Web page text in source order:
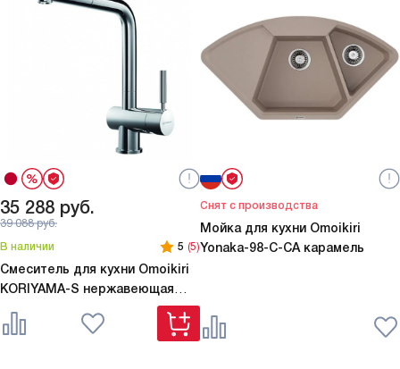
35 288 руб.
39 088руб.
В наличии
5 (5)
Смеситель для кухни Omoikiri
KORIYAMA-S нержавеющая
сталь
Снят с производства
Мойка для кухни Omoikiri
Yonaka-98-C-CA карамель